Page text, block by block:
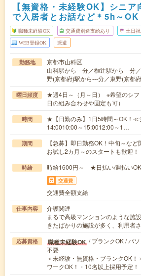
【無資格・未経験OK】シニ
で入居者とお話など＊5h～OK
職種未経験OK 交通費別途支給あり 土日
WEB登録OK 派遣
勤務地
京都市山科区
山科駅から---分／椥辻駅から---分
野(京都府)駅から---分／東野(京都
曜日頻度
★週4日～（月～日） ※希望のシフ
日の組み合わせや固定も可）
時間
★【日勤のみ】1日5時間～OK！
14:0010:00～15:0012:00～1…
期間
【急募】即日勤務OK！中旬～な
お試し2カ月～のスタートも歓迎！
時給 時給1600円～ ★日払い/週払いOK
交通費
交通費全額支給
仕事内容
介護関連
まるで高級マンションのような施
きたばかりの施設が多く、利用者
応募資格 職種未経験OK / ブランクOK / パ
不要
＜未経験・無資格・ブランクOK
ワークOK！・10名以上採用予定